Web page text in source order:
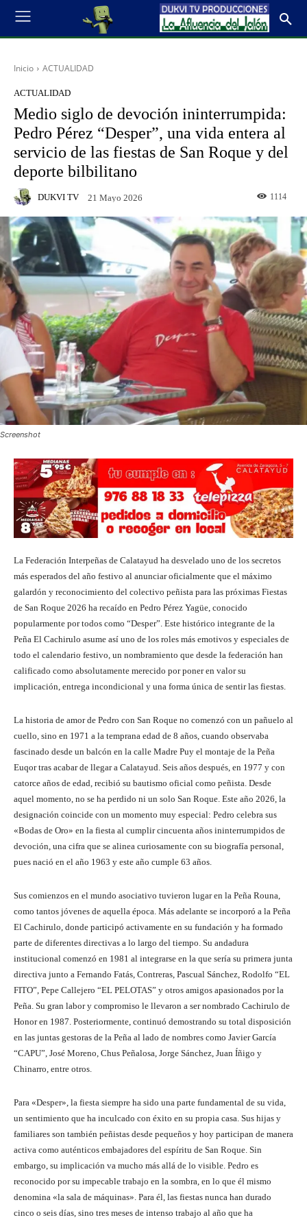
Inicio ACTUALIDAD
ACTUALIDAD
Medio siglo de devoción ininterrumpida:
Pedro Pérez “Desper”, una vida entera al
servicio de las fiestas de San Roque y del
deporte bilbilitano
DUKVI TV 21 Mayo 2026 1114
Screenshot
La Federación Interpeñas de Calatayud ha desvelado uno de los secretos
más esperados del año festivo al anunciar oficialmente que el máximo
galardón y reconocimiento del colectivo peñista para las próximas Fiestas
de San Roque 2026 ha recaído en Pedro Pérez Yagüe, conocido
popularmente por todos como “Desper”. Este histórico integrante de la
Peña El Cachirulo asume así uno de los roles más emotivos y especiales de
todo el calendario festivo, un nombramiento que desde la federación han
calificado como absolutamente merecido por poner en valor su
implicación, entrega incondicional y una forma única de sentir las fiestas.
La historia de amor de Pedro con San Roque no comenzó con un pañuelo al
cuello, sino en 1971 a la temprana edad de 8 años, cuando observaba
fascinado desde un balcón en la calle Madre Puy el montaje de la Peña
Euqor tras acabar de llegar a Calatayud. Seis años después, en 1977 y con
catorce años de edad, recibió su bautismo oficial como peñista. Desde
aquel momento, no se ha perdido ni un solo San Roque. Este año 2026, la
designación coincide con un momento muy especial: Pedro celebra sus
«Bodas de Oro» en la fiesta al cumplir cincuenta años ininterrumpidos de
devoción, una cifra que se alinea curiosamente con su biografía personal,
pues nació en el año 1963 y este año cumple 63 años.
Sus comienzos en el mundo asociativo tuvieron lugar en la Peña Rouna,
como tantos jóvenes de aquella época. Más adelante se incorporó a la Peña
El Cachirulo, donde participó activamente en su fundación y ha formado
parte de diferentes directivas a lo largo del tiempo. Su andadura
institucional comenzó en 1981 al integrarse en la que sería su primera junta
directiva junto a Fernando Fatás, Contreras, Pascual Sánchez, Rodolfo “EL
FITO”, Pepe Callejero “EL PELOTAS” y otros amigos apasionados por la
Peña. Su gran labor y compromiso le llevaron a ser nombrado Cachirulo de
Honor en 1987. Posteriormente, continuó demostrando su total disposición
en las juntas gestoras de la Peña al lado de nombres como Javier García
“CAPU”, José Moreno, Chus Peñalosa, Jorge Sánchez, Juan Íñigo y
Chinarro, entre otros.
Para «Desper», la fiesta siempre ha sido una parte fundamental de su vida,
un sentimiento que ha inculcado con éxito en su propia casa. Sus hijas y
familiares son también peñistas desde pequeños y hoy participan de manera
activa como auténticos embajadores del espíritu de San Roque. Sin
embargo, su implicación va mucho más allá de lo visible. Pedro es
reconocido por su impecable trabajo en la sombra, en lo que él mismo
denomina «la sala de máquinas». Para él, las fiestas nunca han durado
cinco o seis días, sino tres meses de intenso trabajo al año que ha